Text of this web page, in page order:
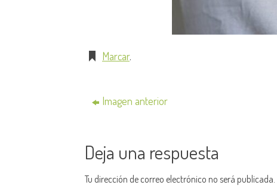
Marcar.
Imagen anterior
Deja una respuesta
Tu dirección de correo electrónico no será publicada.